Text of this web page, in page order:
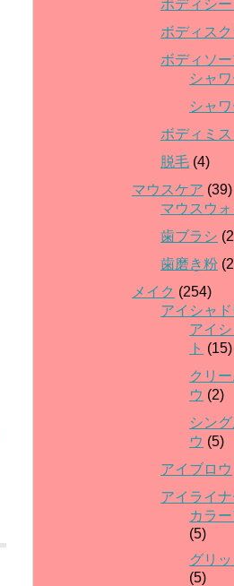
ボディシー
ボディス
ボディソ
シャ
シャ
ボディミス
脱毛 (4)
マウスケア (39)
マウスウォ
歯ブラシ
歯磨き粉
メイク (254)
アイシャド
アイ
ト (15)
クリ
ウ (2)
シン
ウ (5)
アイブロウ
アイライ
カラ
(5)
グリ
(5)